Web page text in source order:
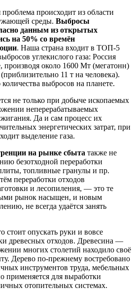
происходит из области
среды. Выбросы
данным из открытых
на 50% со времён
. Наша страна входит в ТОП-5
углекислого газа: Россия
производя около 1600 Мт (мегатонн)
11 т на человека).
выбросов на планете.
не только при добыче ископаемых
неперерабатываемых
Да и сам процесс их
энергетических затрат, при
выделение газа.
на рынке сбыта также не
безотходной переработки
топливные гранулы и пр.
переработки отходов
и лесопиления, — это те
рынок насыщен, и новым
не всегда удаётся занять
стоит опускать руки и вовсе
древесных отходов. Древесина —
многих столетий находило своё
Дерево по-прежнему востребовано
инструментов труда, мебельных
применяется для выработки
отопительных системах.